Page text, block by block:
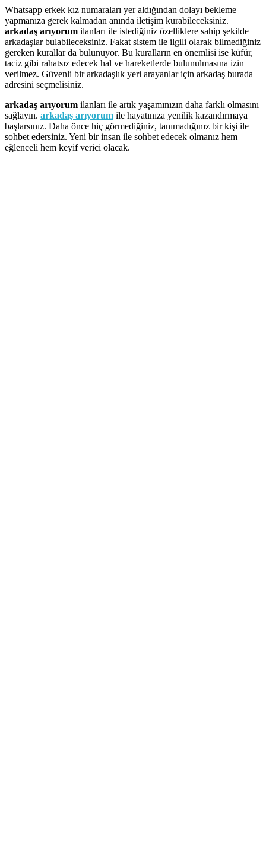
Whatsapp erkek kız numaraları yer aldığından dolayı bekleme
yapmanıza gerek kalmadan anında iletişim kurabileceksiniz.
arkadaş arıyorum ilanları ile istediğiniz özelliklere sahip şekilde
arkadaşlar bulabileceksiniz. Fakat sistem ile ilgili olarak bilmediğiniz
gereken kurallar da bulunuyor. Bu kuralların en önemlisi ise küfür,
taciz gibi rahatsız edecek hal ve hareketlerde bulunulmasına izin
verilmez. Güvenli bir arkadaşlık yeri arayanlar için arkadaş burada
adresini seçmelisiniz.
arkadaş arıyorum ilanları ile artık yaşamınızın daha farklı olmasını
sağlayın. arkadaş arıyorum ile hayatınıza yenilik kazandırmaya
başlarsınız. Daha önce hiç görmediğiniz, tanımadığınız bir kişi ile
sohbet edersiniz. Yeni bir insan ile sohbet edecek olmanız hem
eğlenceli hem keyif verici olacak.